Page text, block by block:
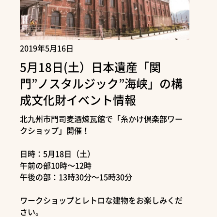
2019年5月16日
5月18日(土）日本遺産「関
門”ノスタルジック”海峡」の構
成文化財イベント情報
北九州市門司麦酒煉瓦館で「糸かけ倶楽部ワー
クショップ」開催！
日時：5月18日（土）
午前の部10時～12時
午後の部：13時30分～15時30分
ワークショップとレトロな建物をお楽しみくだ
さい。